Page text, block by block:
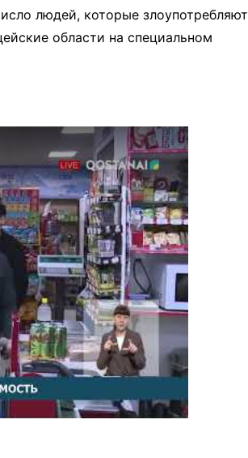
людей, которые злоупотребляют
области на специальном